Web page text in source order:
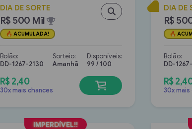
DIA DE SORTE
R$ 500 Mil
ACUMULADA!
Bolão:
DD-1267-2130
Sorteio:
Amanhã
Disponíveis:
99 / 100
R$ 2,40
30x mais chances
DIA DE
R$
Bolão:
DD-
R$
30x